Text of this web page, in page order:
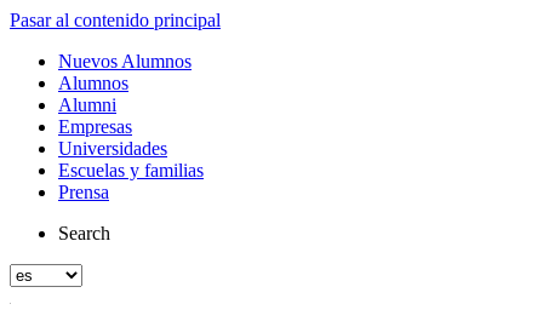
Pasar al contenido principal
Nuevos Alumnos
Alumnos
Alumni
Empresas
Universidades
Escuelas y familias
Prensa
Search